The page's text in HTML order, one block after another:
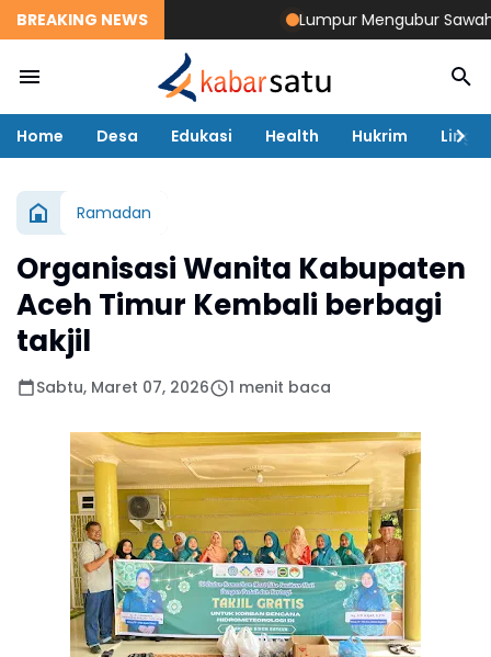
BREAKING NEWS Lumpur Mengubur Sawah
Home Desa Edukasi Health Hukrim
Ramadan
Organisasi Wanita Kabupaten
Aceh Timur Kembali berbagi
takjil
Sabtu, Maret 07, 2026 1 menit baca